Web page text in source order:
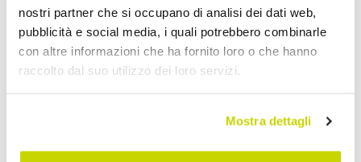
nostri partner che si occupano di analisi dei dati web,
pubblicità e social media, i quali potrebbero combinarle
con altre informazioni che ha fornito loro o che hanno
raccolto dal suo utilizzo dei loro servizi.
Mostra dettagli
Approfittane subito!